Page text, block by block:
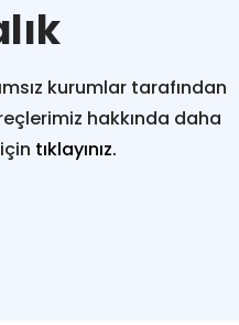
kurumlar tarafından
hakkında daha
tıklayınız.